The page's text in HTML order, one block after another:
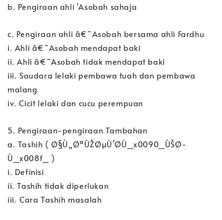
b. Pengiraan ahli 'Asobah sahaja
c. Pengiraan ahli â€˜Asobah bersama ahli Fardhu
i. Ahli â€˜Asobah mendapat baki
ii. Ahli â€˜Asobah tidak mendapat baki
iii. Saudara lelaki pembawa tuah dan pembawa
malang
iv. Cicit lelaki dan cucu perempuan
5. Pengiraan-pengiraan Tambahan
a. Tashih ( Ø§Ù„ØªÙŽØµÙ’Ø­Ù_x0090_ÙŠØ­
Ù_x008f_ )
i. Definisi
ii. Tashih tidak diperlukan
iii. Cara Tashih masalah